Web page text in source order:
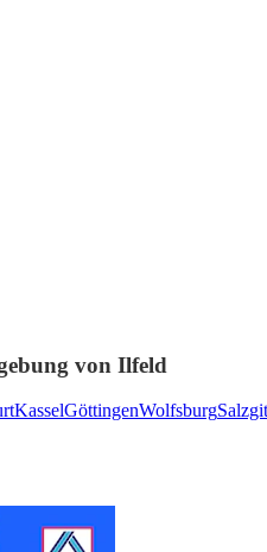
von Ilfeld
KasselGöttingenWolfsburg